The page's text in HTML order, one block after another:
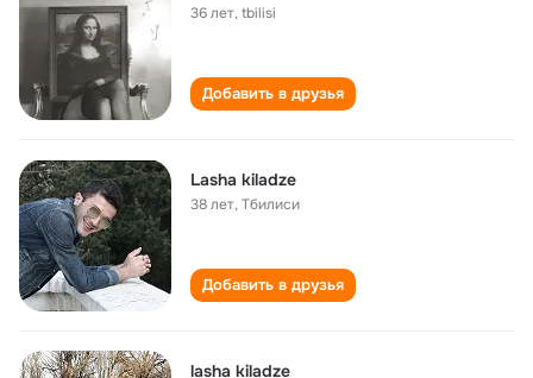
36 лет,tbilisi
Добавить в друзья
Lasha kiladze
38 лет,Тбилиси
Добавить в друзья
lasha kiladze